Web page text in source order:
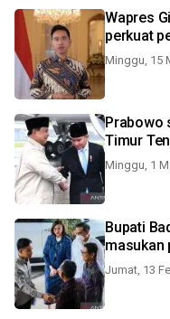
Wapres
perkuat
Minggu, 15
Prabowo
Timur
Minggu, 1
Bupati
masukan
Jumat, 13